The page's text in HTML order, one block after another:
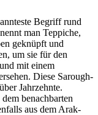
Begriff rund
man Teppiche,
geknüpft und
um sie für den
mit einem
Diese Sarough-
Jahrzehnte.
benachbarten
aus dem Arak-